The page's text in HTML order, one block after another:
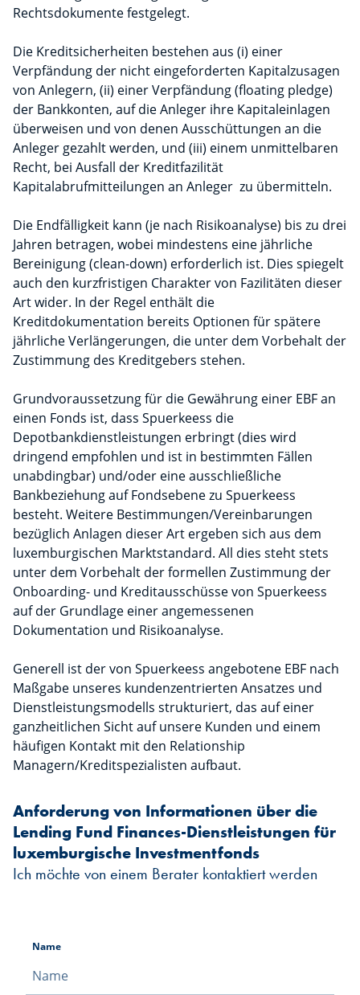
Rechtsdokumente festgelegt.
Die Kreditsicherheiten bestehen aus (i) einer
Verpfändung der nicht eingeforderten Kapitalzusagen
von Anlegern, (ii) einer Verpfändung (floating pledge)
der Bankkonten, auf die Anleger ihre Kapitaleinlagen
überweisen und von denen Ausschüttungen an die
Anleger gezahlt werden, und (iii) einem unmittelbaren
Recht, bei Ausfall der Kreditfazilität
Kapitalabrufmitteilungen an Anleger zu übermitteln.
Die Endfälligkeit kann (je nach Risikoanalyse) bis zu drei
Jahren betragen, wobei mindestens eine jährliche
Bereinigung (clean-down) erforderlich ist. Dies spiegelt
auch den kurzfristigen Charakter von Fazilitäten dieser
Art wider. In der Regel enthält die
Kreditdokumentation bereits Optionen für spätere
jährliche Verlängerungen, die unter dem Vorbehalt der
Zustimmung des Kreditgebers stehen.
Grundvoraussetzung für die Gewährung einer EBF an
einen Fonds ist, dass Spuerkeess die
Depotbankdienstleistungen erbringt (dies wird
dringend empfohlen und ist in bestimmten Fällen
unabdingbar) und/oder eine ausschließliche
Bankbeziehung auf Fondsebene zu Spuerkeess
besteht. Weitere Bestimmungen/Vereinbarungen
bezüglich Anlagen dieser Art ergeben sich aus dem
luxemburgischen Marktstandard. All dies steht stets
unter dem Vorbehalt der formellen Zustimmung der
Onboarding- und Kreditausschüsse von Spuerkeess
auf der Grundlage einer angemessenen
Dokumentation und Risikoanalyse.
Generell ist der von Spuerkeess angebotene EBF nach
Maßgabe unseres kundenzentrierten Ansatzes und
Dienstleistungsmodells strukturiert, das auf einer
ganzheitlichen Sicht auf unsere Kunden und einem
häufigen Kontakt mit den Relationship
Managern/Kreditspezialisten aufbaut.
Anforderung von Informationen über die
Lending Fund Finances-Dienstleistungen für
luxemburgische Investmentfonds
Ich möchte von einem Berater kontaktiert werden
Name